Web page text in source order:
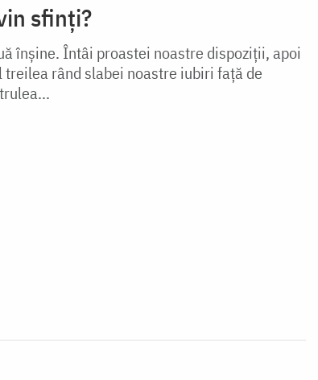
sfinți?
înșine. Întâi proastei noastre dispoziții, apoi
rând slabei noastre iubiri față de